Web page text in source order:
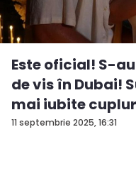
11 septembrie 2025, 16:31
Este oficial! S-
de vis în Dubai!
mai iubite
e...